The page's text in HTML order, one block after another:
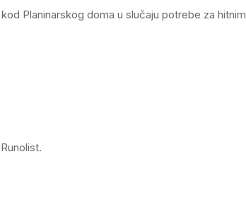
Planinarskog doma u slučaju potrebe za hitnim